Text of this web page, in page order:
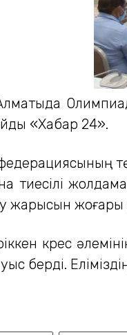
Алматыда
«Хабар 24».
тиесілі
жарысын
күрес
берді.